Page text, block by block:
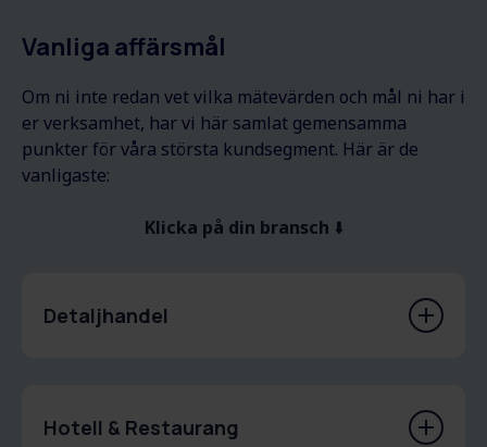
Vanliga affärsmål
Om ni inte redan vet vilka mätevärden och mål ni har i
er verksamhet, har vi här samlat gemensamma
punkter förvåra största kundsegment. Här är de
vanligaste:
Klicka på din bransch ⬇️
Detaljhandel
Hotell & Restaurang